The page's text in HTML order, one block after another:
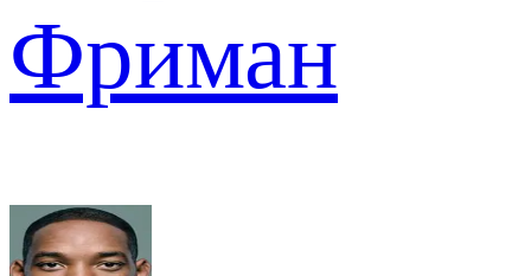
Фриман